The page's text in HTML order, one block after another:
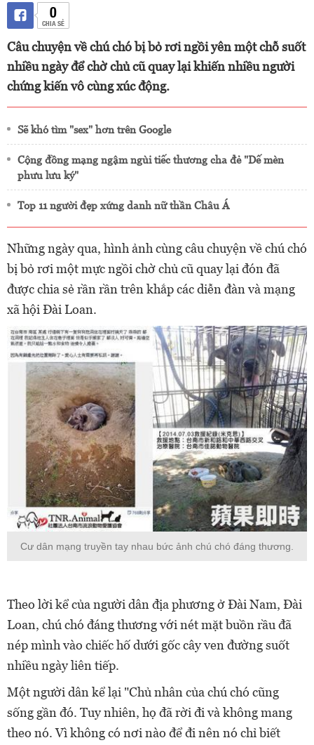
0
CHIA SẺ
Câu chuyện về chú chó bị bỏ rơi ngồi yên một chỗ suốt
nhiều ngày để chờ chủ cũ quay lại khiến nhiều người
chứng kiến vô cùng xúc động.
Sẽ khó tìm "sex" hơn trên Google
Cộng đồng mạng ngậm ngùi tiếc thương cha đẻ "Dế mèn
phưu lưu ký"
Top 11 người đẹp xứng danh nữ thần Châu Á
Những ngày qua, hình ảnh cùng câu chuyện về chú chó
bị bỏ rơi một mực ngồi chờ chủ cũ quay lại đón đã
được chia sẻ rần rần trên khắp các diễn đàn và mạng
xã hội Đài Loan.
Cư dân mạng truyền tay nhau bức ảnh chú chó đáng thương.
Theo lời kể của người dân địa phương ở Đài Nam, Đài
Loan, chú chó đáng thương với nét mặt buồn rầu đã
nép mình vào chiếc hố dưới gốc cây ven đường suốt
nhiều ngày liên tiếp.
Một người dân kể lại "Chủ nhân của chú chó cũng
sống gần đó. Tuy nhiên, họ đã rời đi và không mang
theo nó. Vì không có nơi nào để đi nên nó chỉ biết